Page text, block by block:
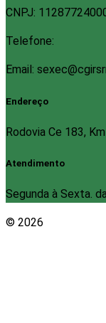
CNPJ:
Telefone:
Email:
Endereço
Rodovia Ce 183,
Atendimento
Segunda à Sexta.
© 2026